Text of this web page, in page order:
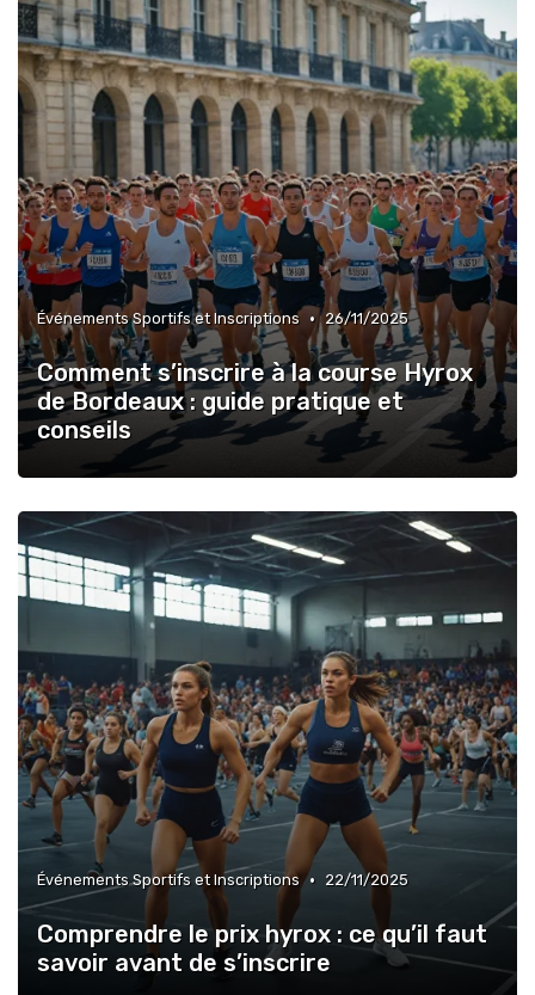
Événements Sportifs et Inscriptions • 26/11/2025
Comment s’inscrire à la course Hyrox
de Bordeaux : guide pratique et
conseils
Événements Sportifs et Inscriptions • 22/11/2025
Comprendre le prix hyrox : ce qu’il faut
savoir avant de s’inscrire